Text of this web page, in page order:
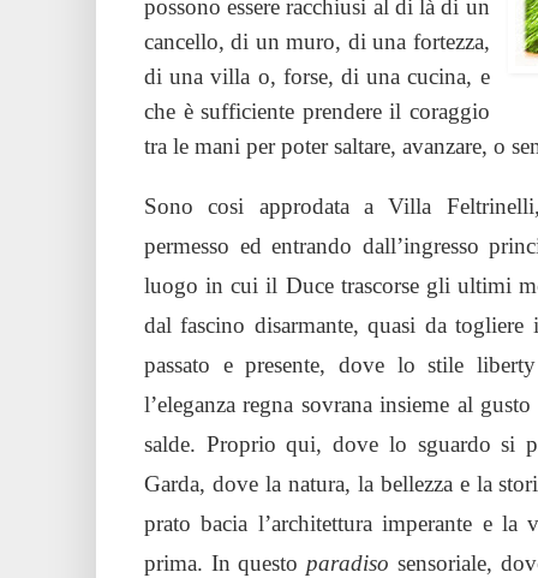
possono essere racchiusi al di là di un
cancello, di un muro, di una fortezza,
di una villa o, forse, di una cucina, e
che è sufficiente prendere il coraggio
tra le mani per poter saltare, avanzare, o
Sono cosi approdata a Villa
permesso ed entrando dall’ingresso
luogo in cui il Duce trascorse gli ultimi
dal fascino disarmante, quasi da
passato e presente, dove lo stile
l’eleganza regna sovrana insieme al
salde. Proprio qui, dove lo sguardo si
Garda, dove la natura, la bellezza e la
prato bacia l’architettura imperante e
prima. In questo paradiso sensoriale,